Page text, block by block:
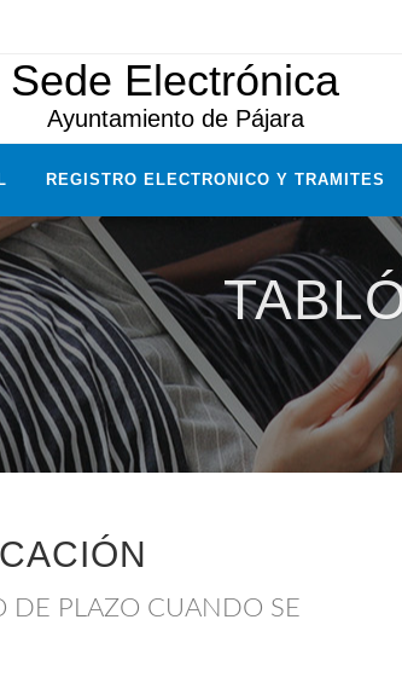
Sede Electrónica
Ayuntamiento de Pájara
REGISTRO ELECTRONICO Y TRAMITES
DE PLAZO CUANDO SE